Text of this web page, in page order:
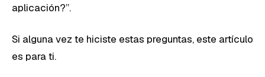
aplicación?”.
Si alguna vez te hiciste estas preguntas, este artículo
es para ti.